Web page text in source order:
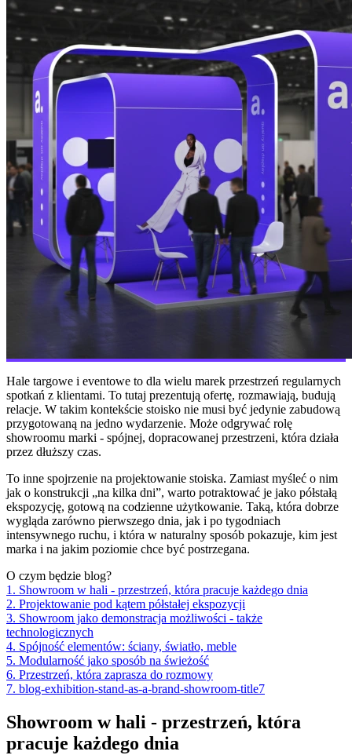
Hale targowe i eventowe to dla wielu marek przestrzeń regularnych
spotkań z klientami. To tutaj prezentują ofertę, rozmawiają, budują
relacje. W takim kontekście stoisko nie musi być jedynie zabudową
przygotowaną na jedno wydarzenie. Może odgrywać rolę
showroomu marki - spójnej, dopracowanej przestrzeni, która działa
przez dłuższy czas.
To inne spojrzenie na projektowanie stoiska. Zamiast myśleć o nim
jak o konstrukcji „na kilka dni”, warto potraktować je jako półstałą
ekspozycję, gotową na codzienne użytkowanie. Taką, która dobrze
wygląda zarówno pierwszego dnia, jak i po tygodniach
intensywnego ruchu, i która w naturalny sposób pokazuje, kim jest
marka i na jakim poziomie chce być postrzegana.
O czym będzie blog?
1. Showroom w hali - przestrzeń, która pracuje każdego dnia
2. Projektowanie pod kątem półstałej ekspozycji
3. Showroom jako demonstracja możliwości - także
technologicznych
4. Spójność elementów: ściany, światło, meble
5. Modularność jako sposób na świeżość
6. Przestrzeń, która zaprasza do rozmowy
7. blog-exhibition-stand-as-a-brand-showroom-title7
Showroom w hali - przestrzeń, która
pracuje każdego dnia